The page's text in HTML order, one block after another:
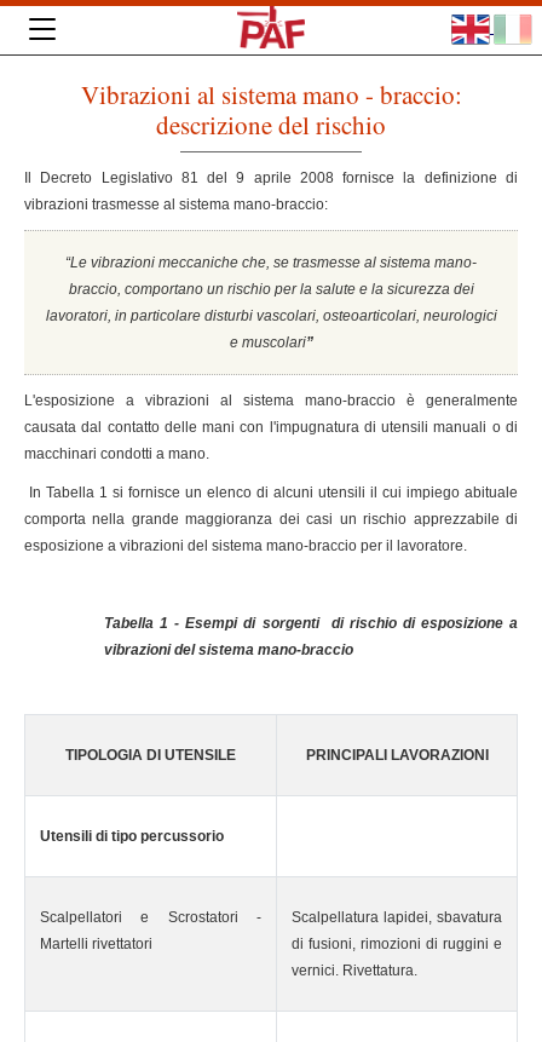
Vibrazioni al sistema mano - braccio:
descrizione del rischio
Il Decreto Legislativo 81 del 9 aprile 2008 fornisce la definizione di
vibrazioni trasmesse al sistema mano-braccio:
“Le vibrazioni meccaniche che, se trasmesse al sistema mano-
braccio, comportano un rischio per la salute e la sicurezza dei
lavoratori, in particolare disturbi vascolari, osteoarticolari, neurologici
e muscolari”
L'esposizione a vibrazioni al sistema mano-braccio è generalmente
causata dal contatto delle mani con l'impugnatura di utensili manuali o di
macchinari condotti a mano.
In Tabella 1 si fornisce un elenco di alcuni utensili il cui impiego abituale
comporta nella grande maggioranza dei casi un rischio apprezzabile di
esposizione a vibrazioni del sistema mano-braccio per il lavoratore.
Tabella 1 - Esempi di sorgenti di rischio di esposizione a
vibrazioni del sistema mano-braccio
TIPOLOGIA DI UTENSILE PRINCIPALI LAVORAZIONI
Utensili di tipo percussorio
Scalpellatori e Scrostatori -
Martelli rivettatori
Scalpellatura lapidei, sbavatura
di fusioni, rimozioni di ruggini e
vernici. Rivettatura.